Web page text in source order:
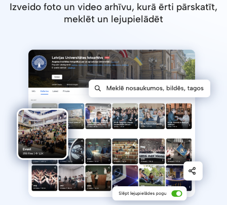
Izveido foto un video arhīvu, kurā ērti pārskatīt,
meklēt un lejupielādēt